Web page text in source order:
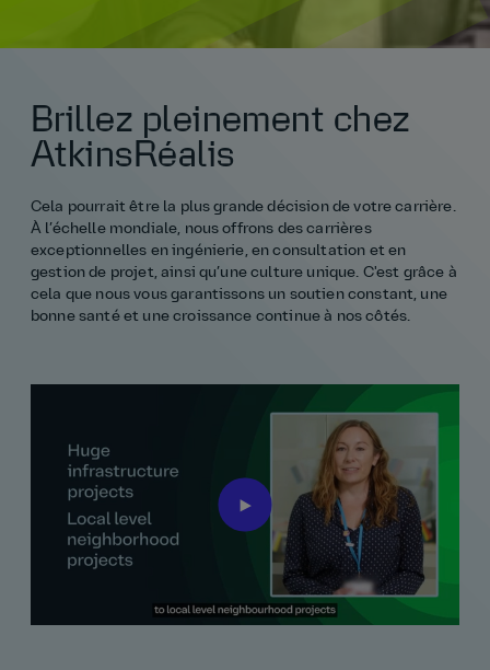
Brillez pleinement chez
AtkinsRéalis
Cela pourrait être la plus grande décision de votre carrière.
À l’échelle mondiale, nous offrons des carrières
exceptionnelles en ingénierie, en consultation et en
gestion de projet, ainsi qu’une culture unique. C'est grâce à
cela que nous vous garantissons un soutien constant, une
bonne santé et une croissance continue à nos côtés.
La vie chez AtkinsRéalis
Rémunération et avantages